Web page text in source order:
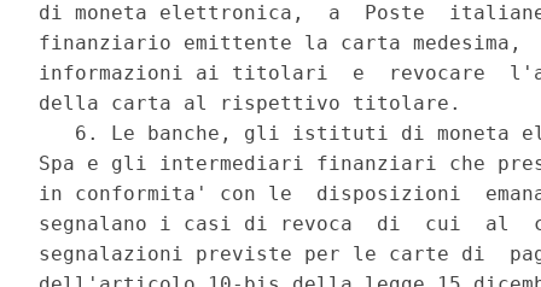
di moneta elettronica,  a  Poste
finanziario emittente la carta
informazioni ai titolari  e  revocare
della carta al rispettivo titolare.
6. Le banche, gli istituti di moneta
Spa e gli intermediari finanziari che
in conformita' con le  disposizioni
segnalano i casi di revoca  di  cui  al
segnalazioni previste per le carte di